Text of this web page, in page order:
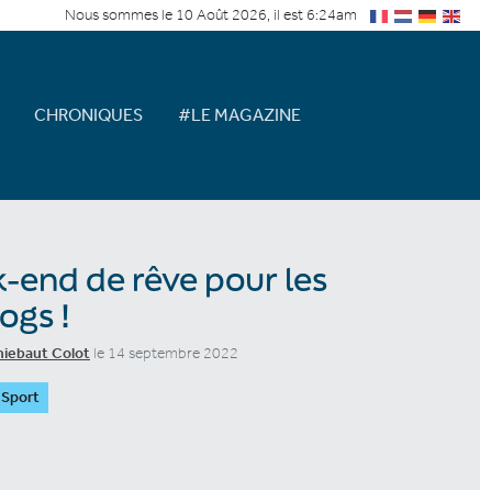
Nous sommes le 10 Août 2026, il est 6:24am
CHRONIQUES #LE MAGAZINE
end de rêve pour les
!
Colot le 14 septembre 2022
Sport